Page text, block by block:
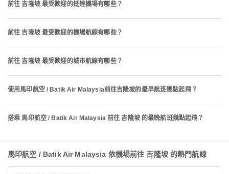
前往 吉隆坡 最受歡迎的抵達機場有哪些？
前往 吉隆坡 最受歡迎的機場航線有哪些？
前往 吉隆坡 最受歡迎的城市航線有哪些？
使用馬印航空 / Batik Air Malaysia前往吉隆坡的最早航班幾點起飛？
搭乘 馬印航空 / Batik Air Malaysia 前往 吉隆坡 的最晚航班幾點起飛？
馬印航空 / Batik Air Malaysia 依機場前往 吉隆坡 的熱門航線